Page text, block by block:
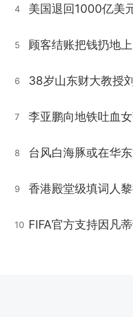
4 美国退回1000亿美
5
6 38岁山东财大教授
7
8 台风白海豚或在华
9
10 FIFA官方支持因凡